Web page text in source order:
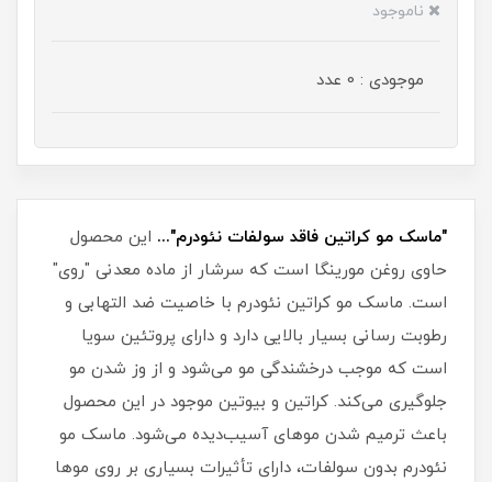
ناموجود
موجودی : 0 عدد
"ماسک مو کراتین فاقد سولفات نئودرم"... این محصول
حاوی روغن مورینگا است که سرشار از ماده معدنی "روی"
است. ماسک مو کراتین نئودرم با خاصیت ضد التهابی و
رطوبت رسانی بسیار بالایی دارد و دارای پروتئین سویا
است که موجب درخشندگی مو می‌شود و از وز شدن مو
جلوگیری می‌کند. کراتین و بیوتین موجود در این محصول
باعث ترمیم شدن موهای آسیب‌دیده می‌شود. ماسک مو
نئودرم بدون سولفات، دارای تأثیرات بسیاری بر روی موها